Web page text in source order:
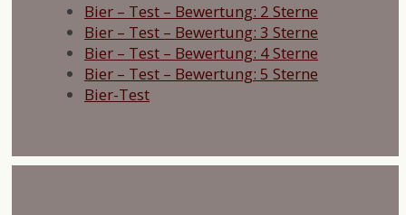
Bier – Test – Bewertung: 2 Sterne
Bier – Test – Bewertung: 3 Sterne
Bier – Test – Bewertung: 4 Sterne
Bier – Test – Bewertung: 5 Sterne
Bier-Test